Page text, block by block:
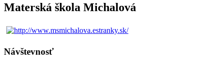
Materská škola Michalová
Návštevnosť